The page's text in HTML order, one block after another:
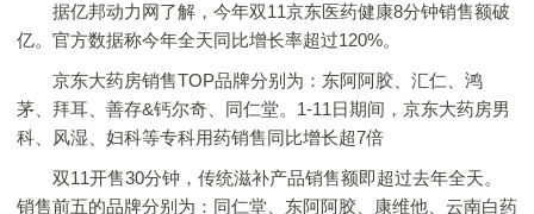
据亿邦动力网了解，今年双11京东医药健康8分钟销售额破
亿。官方数据称今年全天同比增长率超过120%。
京东大药房销售TOP品牌分别为：东阿阿胶、汇仁、鸿
茅、拜耳、善存&钙尔奇、同仁堂。1-11日期间，京东大药房男
科、风湿、妇科等专科用药销售同比增长超7倍
双11开售30分钟，传统滋补产品销售额即超过去年全天。
销售前五的品牌分别为：同仁堂、东阿阿胶、康维他、云南白药